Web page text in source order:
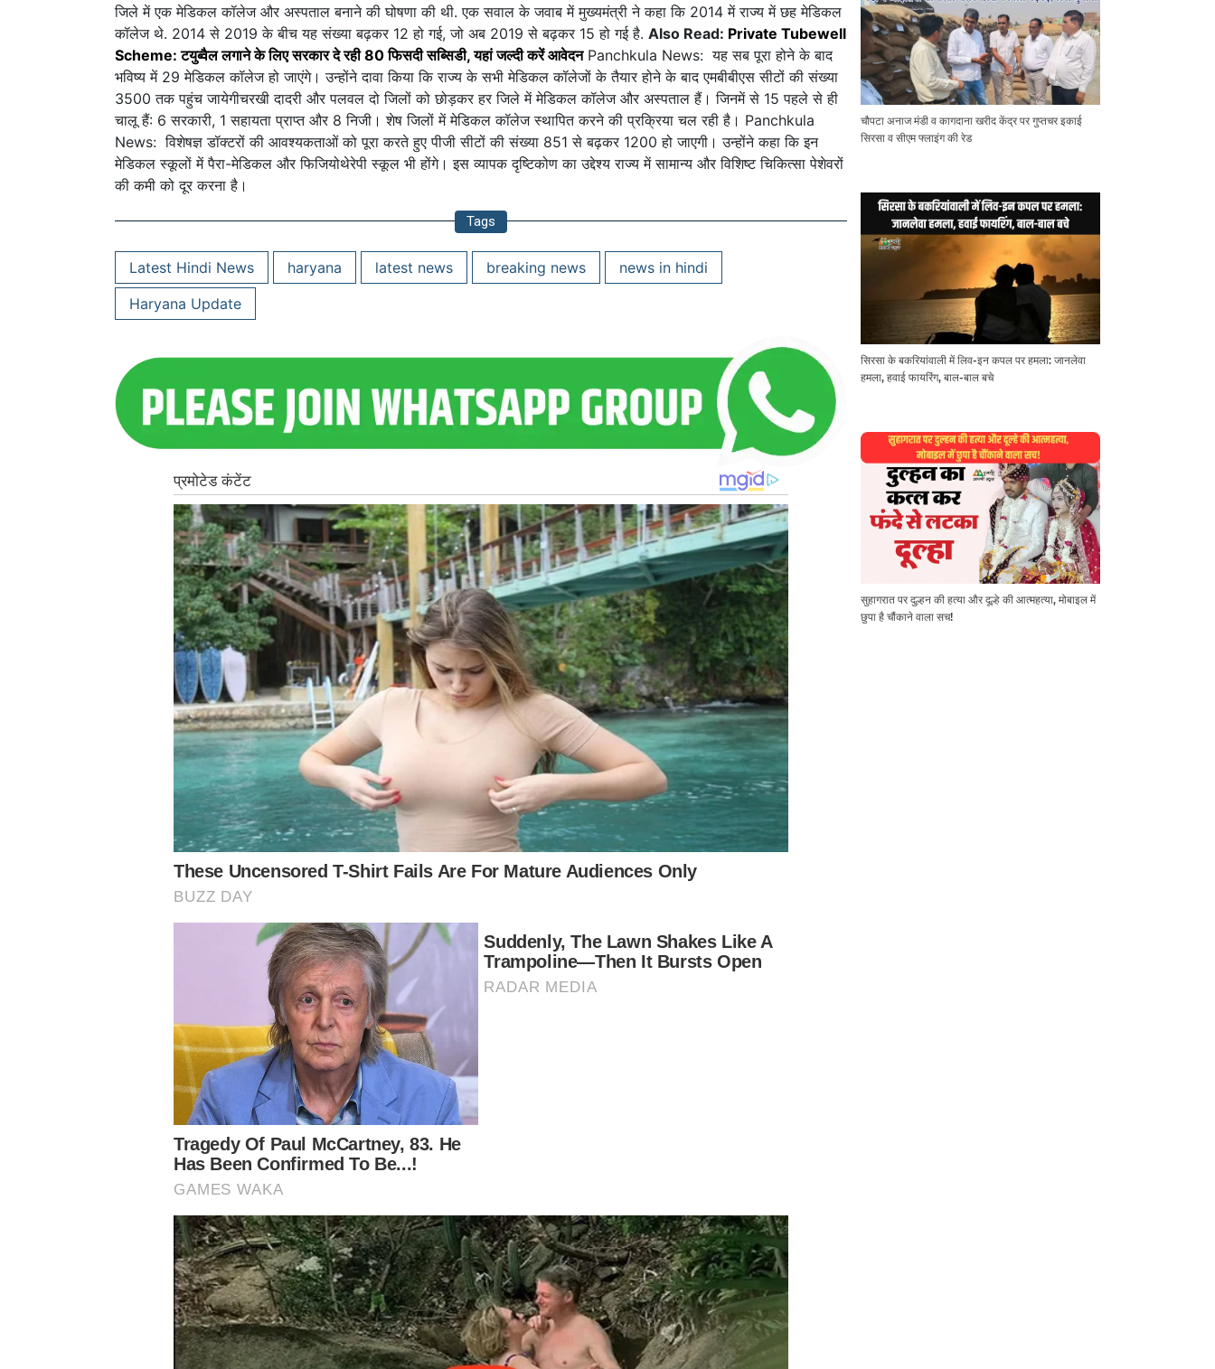
जिले में एक मेडिकल कॉलेज और अस्पताल बनाने की घोषणा की थी. एक सवाल के जवाब में मुख्यमंत्री ने कहा कि 2014 में राज्य में छह मेडिकल
कॉलेज थे. 2014 से 2019 के बीच यह संख्या बढ़कर 12 हो गई, जो अब 2019 से बढ़कर 15 हो गई है. Also Read: Private Tubewell
Scheme: टयुब्वैल लगाने के लिए सरकार दे रही 80 फिसदी सब्सिडी, यहां जल्दी करें आवेदनPanchkula News: यह सब पूरा होने के बाद
भविष्य में 29 मेडिकल कॉलेज हो जाएंगे। उन्होंने दावा किया कि राज्य के सभी मेडिकल कॉलेजों के तैयार होने के बाद एमबीबीएस सीटों की संख्या
3500 तक पहुंच जायेगीचरखी दादरी और पलवल दो जिलों को छोड़कर हर जिले में मेडिकल कॉलेज और अस्पताल हैं। जिनमें से 15 पहले से ही
चालू हैं: 6 सरकारी, 1 सहायता प्राप्त और 8 निजी। शेष जिलों में मेडिकल कॉलेज स्थापित करने की प्रक्रिया चल रही है। Panchkula
News: विशेषज्ञ डॉक्टरों की आवश्यकताओं को पूरा करते हुए पीजी सीटों की संख्या 851 से बढ़कर 1200 हो जाएगी। उन्होंने कहा कि इन
मेडिकल स्कूलों में पैरा-मेडिकल और फिजियोथेरेपी स्कूल भी होंगे। इस व्यापक दृष्टिकोण का उद्देश्य राज्य में सामान्य और विशिष्ट चिकित्सा पेशेवरों
की कमी को दूर करना है।
Tags
Latest Hindi News haryana latest news breaking news
news in hindi
Haryana Update
चौपटा अनाज मंडी व कागदाना खरीद केंद्र पर गुप्तचर इकाई
सिरसा व सीएम फ्लाइंग की रेड
सिरसा के बकरियांवाली में लिव-इन कपल पर हमला: जानलेवा
हमला, हवाई फायरिंग, बाल-बाल बचे
सुहागरात पर दुल्हन की हत्या और दूल्हे की आत्महत्या, मोबाइल में
छुपा है चौंकाने वाला सच!